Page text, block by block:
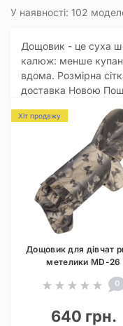
У наявності: 102
Дощовик - це суха
калюж: менше
вдома. Розмірна
доставка Новою
Хіт продажу
Дощовик для дівчат
метелики MD-26
0
640 грн.